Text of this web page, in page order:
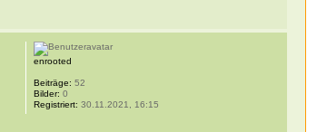
enrooted
Beiträge: 52
Bilder: 0
Registriert: 30.11.2021, 16:15